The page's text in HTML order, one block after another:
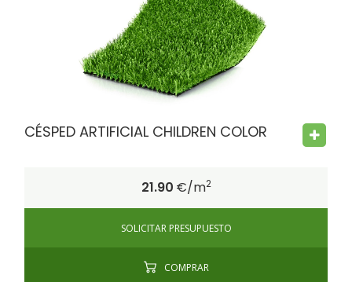
FIRE PROOF CHILD SAFE BACTERIA FREE
CÉSPED ARTIFICIAL CHILDREN COLOR
21.90 €/m2
SOLICITAR PRESUPUESTO
COMPRAR